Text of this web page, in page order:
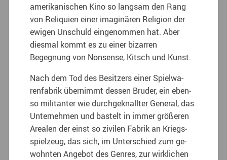
amerikanischen Kino so langsam den Rang
von Reliquien einer imagi­nären Religion der
ewigen Unschuld einge­nommen hat. Aber
diesmal kommt es zu einer bizarren
Begegnung von Nonsense, Kitsch und Kunst.
Nach dem Tod des Besitzers einer Spielwa­
renfabrik übernimmt dessen Bruder, ein eben­
so militanter wie durchgeknallter General, das
Unternehmen und bastelt in immer größeren
Arealen der einst so zivilen Fabrik an Kriegs­
spielzeug, das sich, im Unterschied zum ge­
wohnten Angebot des Genres, zur wirklichen